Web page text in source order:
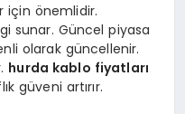
için önemlidir.
sunar. Güncel piyasa
olarak güncellenir.
hurda kablo fiyatları
güveni artırır.